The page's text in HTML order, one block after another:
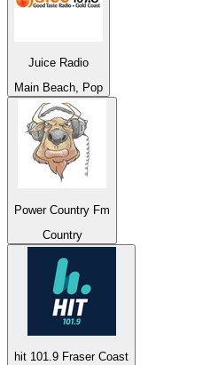
Juice Radio
Main Beach, Pop
Power Country Fm
Country
hit 101.9 Fraser Coast